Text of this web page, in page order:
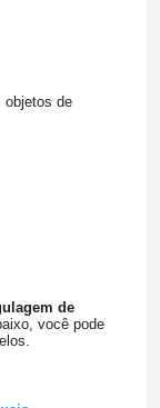
objetos de
de
você pode